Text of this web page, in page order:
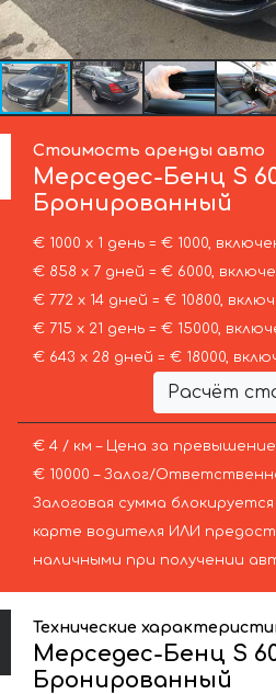
Стоимость аренды авто
Мерседес-Бенц S
Бронированный
€ 1000 х 1 день = € 1000,
€ 858 х 7 дней = € 6000,
€ 772 х 14 дней = € 10800,
€ 715 х 21 день = € 15000,
€ 643 х 28 дней = € 18000,
Расчёт
€ 4 / км – Цена за
€ 10000 – Залог/
Залоговая сумма
карте водителя ИЛИ
наличными при получении
Технические
Мерседес-Бенц S
Бронированный